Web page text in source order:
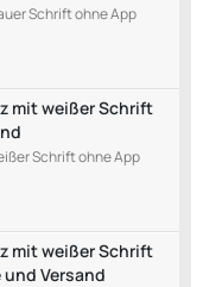
Schrift ohne App
mit weißer Schrift
Schrift ohne App
mit weißer Schrift
Versand